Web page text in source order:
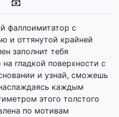
фаллоимитатор с
и оттянутой крайней
заполнит тебя
гладкой поверхности с
и узнай, сможешь
каждым
этого толстого
по мотивам